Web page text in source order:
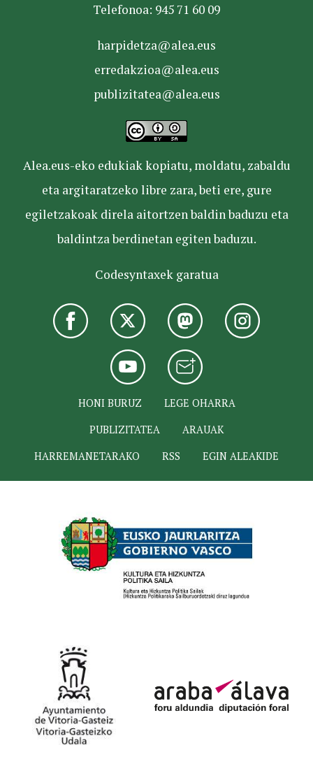
Telefonoa: 945 71 60 09
harpidetza@alea.eus
erredakzioa@alea.eus
publizitatea@alea.eus
Alea.eus-eko edukiak kopiatu, moldatu, zabaldu
eta argitaratzeko libre zara, beti ere, gure
egiletzakoak direla aitortzen baldin baduzu eta
baldintza berdinetan egiten baduzu.
Codesyntaxek garatua
HONI BURUZ
LEGE OHARRA
PUBLIZITATEA
ARAUAK
HARREMANETARAKO
RSS EGIN ALEAKIDE